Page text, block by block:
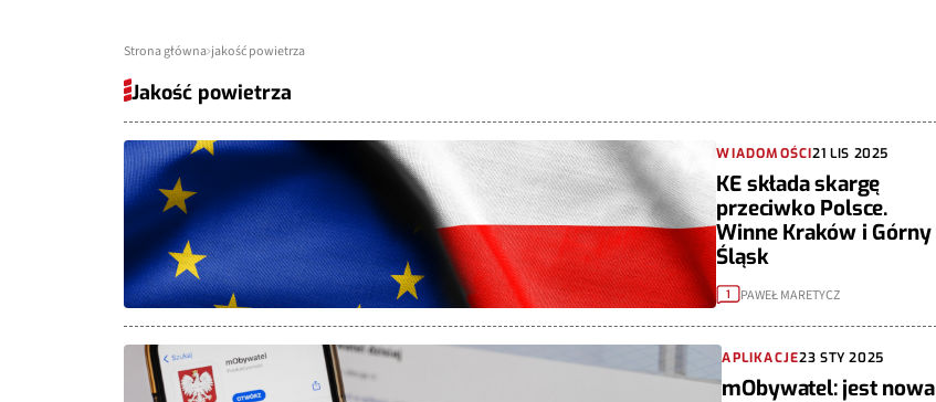
Strona główna jakość powietrza
Jakość powietrza
WIADOMOŚCI21 LIS 2025
KE składa skargę
przeciwko Polsce.
Winne Kraków i Górny
Śląsk
1 PAWEŁ MARETYCZ
APLIKACJE23 STY 2025
mObywatel: jest nowa